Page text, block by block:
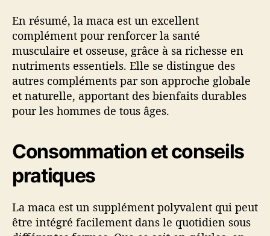
En résumé, la maca est un excellent
complément pour renforcer la santé
musculaire et osseuse, grâce à sa richesse en
nutriments essentiels. Elle se distingue des
autres compléments par son approche globale
et naturelle, apportant des bienfaits durables
pour les hommes de tous âges.
Consommation et conseils
pratiques
La maca est un supplément polyvalent qui peut
être intégré facilement dans le quotidien sous